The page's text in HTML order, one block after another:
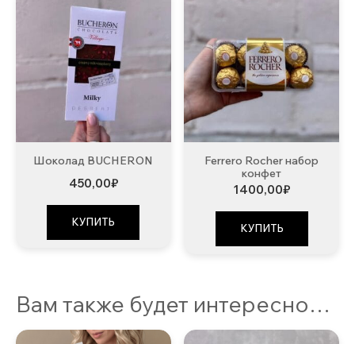
Шоколад BUCHERON
450,00₽
КУПИТЬ
Ferrero Rocher набор
конфет
1400,00₽
КУПИТЬ
Вам также будет интересно…